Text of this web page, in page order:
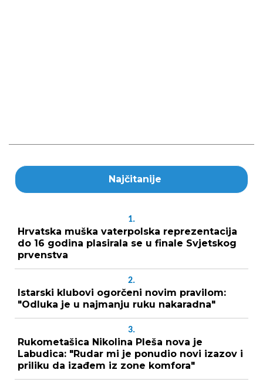
Najčitanije
1.
Hrvatska muška vaterpolska reprezentacija
do 16 godina plasirala se u finale Svjetskog
prvenstva
2.
Istarski klubovi ogorčeni novim pravilom:
"Odluka je u najmanju ruku nakaradna"
3.
Rukometašica Nikolina Pleša nova je
Labudica: "Rudar mi je ponudio novi izazov i
priliku da izađem iz zone komfora"